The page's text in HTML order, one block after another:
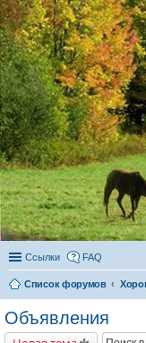
Ссылки FAQ
Список форумов
Объявления